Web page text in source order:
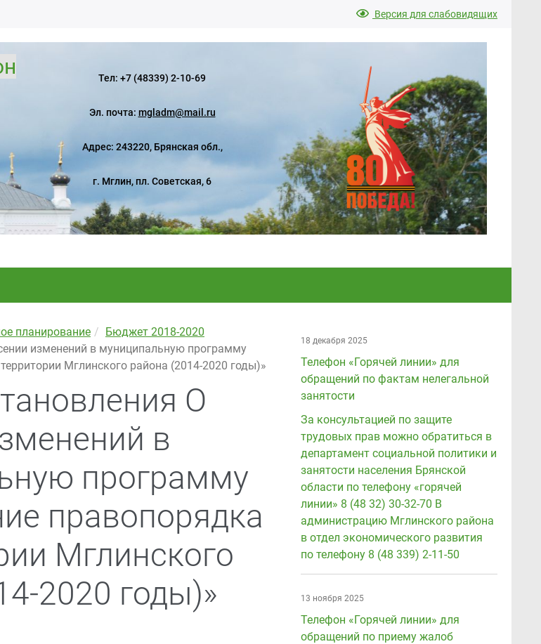
Версия для слабовидящих
Тел: +7 (48339) 2-10-69
Эл. почта: mgladm@mail.ru
Адрес: 243220, Брянская обл.,
г. Мглин, пл. Советская, 6
планирование
Бюджет 2018-2020
изменений в муниципальную программу
Мглинского района (2014-2020 годы)»
О
в
программу
правопорядка
Мглинского
2020 годы)»
18 декабря 2025
Телефон «Горячей линии» для
обращений по фактам нелегальной
занятости
За консультацией по защите
трудовых прав можно обратиться в
департамент социальной политики и
занятости населения Брянской
области по телефону «горячей
линии» 8 (48 32) 30-32-70 В
администрацию Мглинского района
в отдел экономического развития
по телефону 8 (48 339) 2-11-50
13 ноября 2025
Телефон «Горячей линии» для
обращений по приему жалоб